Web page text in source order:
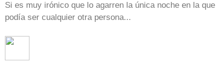
Si es muy irónico que lo agarren la única noche en la que
podía ser cualquier otra persona...